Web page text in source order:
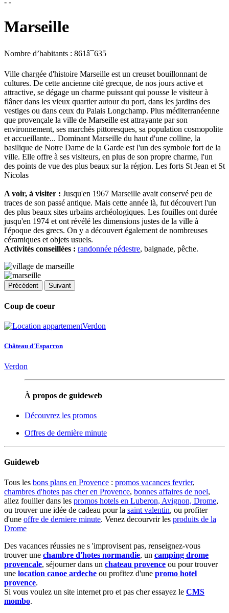
Marseille
Nombre d’habitants : 861â¯635
Ville chargée d'histoire Marseille est un creuset bouillonnant de
cultures. De cette ancienne cité grecque, de nos jours active et
attractive, se dégage un charme puissant qui pousse le visiteur à
flâner dans les vieux quartier autour du port, dans les jardins des
vestiges ou dans ceux du Palais Longchamp. Plus méditerranéenne
que provençale la ville de Marseille est attrayante par son
environnement, ses marchés pittoresques, sa population cosmopolite
et accueillante... Dominant Marseille du haut d'une colline, la
basilique de Notre Dame de la Garde est l'un des symbole fort de la
ville. Elle offre à ses visiteurs, en plus de son propre charme, l'un
des points de vue des plus beaux sur la région. Les forts St Jean et St
Nicolas
A voir, à visiter : Jusqu'en 1967 Marseille avait conservé peu de
traces de son passé antique. Mais cette année là, fut découvert l'un
des plus beaux sites urbains archéologiques. Les fouilles ont durée
jusqu'en 1974 et ont révélé les dimensions justes de la ville à
l'époque des grecs. On y a découvert également de nombreuses
céramiques et objets usuels.
Activités conseillées : randonnée pédestre, baignade, pêche.
Précédent Suivant
Coup de coeur
Château d'Esparron
Verdon
À propos de guideweb
Découvrez les promos
Offres de dernière minute
Guideweb
Tous les bons plans en Provence : promos vacances fevrier,
chambres d'hotes pas cher en Provence, bonnes affaires de noel,
allez fouiller dans les promos hotels en Luberon, Avignon, Drome,
ou trouver une idée de cadeau pour la saint valentin, ou profiter
d'une offre de derniere minute. Venez decourvrir les produits de la
Drome
Des vacances réussies ne s 'improvisent pas, renseignez-vous
trouver une chambre d'hotes normandie, un camping drome
provencale, séjourner dans un chateau provence ou pour trouver
une location canoe ardeche ou profitez d'une promo hotel
provence.
Si vous voulez un site internet pro et pas cher essayez le CMS
mombo.